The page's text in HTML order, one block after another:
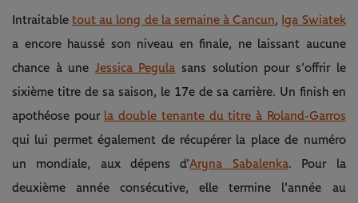
Intraitabletout au long de la semaine à Cancun, Iga Swiatek
a encore haussé son niveau en finale, ne laissant aucune
chance à une Jessica Pegula sans solution pour s’offrir le
sixième titre de sa saison, le 17e de sa carrière. Un finish en
apothéose pour la double tenante du titre à Roland-Garros
qui lui permet également de récupérer la place de numéro
un mondiale, aux dépens d’Aryna Sabalenka. Pour la
deuxième année consécutive, elle termine l'année au